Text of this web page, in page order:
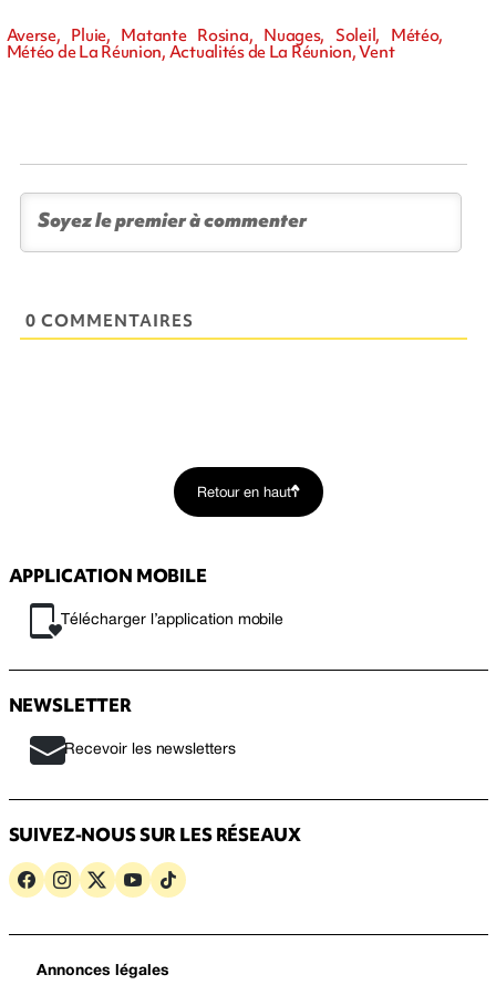
Averse, Pluie, Matante Rosina, Nuages, Soleil, Météo,
Météo de La Réunion, Actualités de La Réunion, Vent
0 COMMENTAIRES
Retour en haut
APPLICATION MOBILE
Télécharger l’application mobile
NEWSLETTER
Recevoir les newsletters
SUIVEZ-NOUS SUR LES RÉSEAUX
Annonces légales